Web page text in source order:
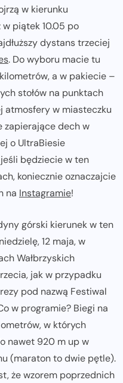
w kierunku
w piątek 10.05 po
dystans trzeciej
. Do wyboru macie tu
a w pakiecie –
stołów na punktach
atmosfery w miasteczku
zapierające dech w
o UltraBiesie
będziecie w ten
koniecznie oznaczajcie
na Instagramie!
górski kierunek w ten
12 maja, w
Wałbrzyskich
jak w przypadku
pod nazwą Festiwal
w programie? Biegi na
w których
nawet 920 m up w
(maraton to dwie pętle).
że wzorem poprzednich